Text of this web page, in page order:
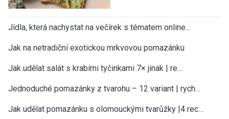
Jídla, která nachystat na večírek s tématem online…
Jak na netradiční exotickou mrkvovou pomazánku
Jak udělat salát s krabími tyčinkami 7× jinak | re…
Jednoduché pomazánky z tvarohu – 12 variant | rych…
Jak udělat pomazánku s olomouckými tvarůžky |4 rec…